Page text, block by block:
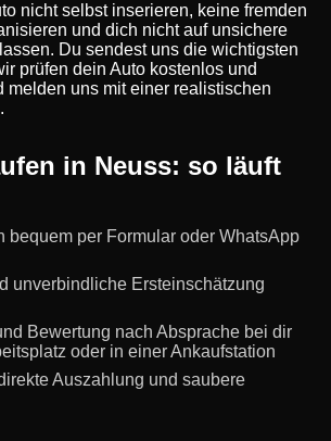
nicht selbst inserieren, keine fremden
und dich nicht auf unsichere
Du sendest uns die wichtigsten
prüfen dein Auto kostenlos und
melden uns mit einer realistischen
in Neuss: so läuft
bequem per Formular oder WhatsApp
unverbindliche Ersteinschätzung
Bewertung nach Absprache bei dir
oder in einer Ankaufstation
Auszahlung und saubere